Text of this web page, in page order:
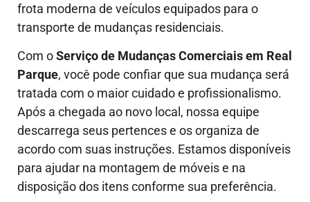
frota moderna de veículos equipados para o
transporte de mudanças residenciais.
Com oServiço de Mudanças Comerciais em Real
Parque, você pode confiar que sua mudança será
tratada com o maior cuidado e profissionalismo.
Após a chegada ao novo local, nossa equipe
descarrega seus pertences e os organiza de
acordo com suas instruções. Estamos disponíveis
para ajudar na montagem de móveis e na
disposição dos itens conforme sua preferência.